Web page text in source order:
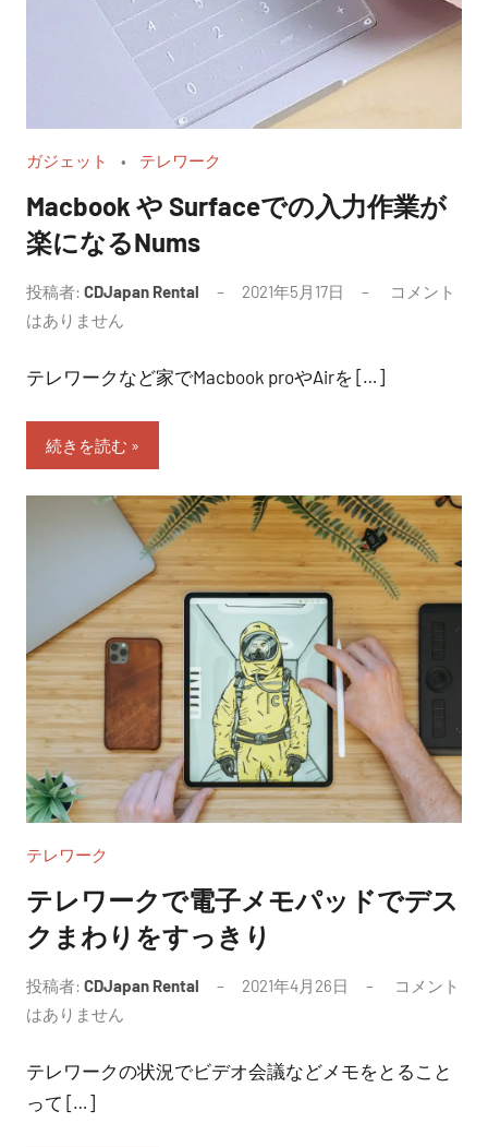
ガジェット テレワーク
Macbook や Surfaceでの入力作業が
楽になるNums
投稿者: CDJapan Rental 2021年5月17日
コメント
はありません
テレワークなど家でMacbook proやAirを […]
続きを読む
テレワーク
テレワークで電子メモパッドでデス
クまわりをすっきり
投稿者: CDJapan Rental 2021年4月26日
コメント
はありません
テレワークの状況でビデオ会議などメモをとること
って […]